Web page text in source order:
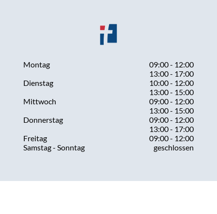
Montag
09:00 - 12:00
13:00 - 17:00
Dienstag
10:00 - 12:00
13:00 - 15:00
Mittwoch
09:00 - 12:00
13:00 - 15:00
Donnerstag
09:00 - 12:00
13:00 - 17:00
Freitag
09:00 - 12:00
Samstag - Sonntag
geschlossen